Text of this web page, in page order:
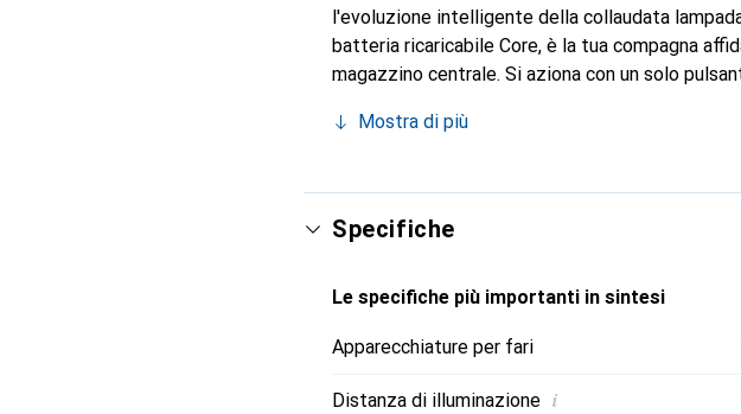
l'evoluzione intelligente della collaudata
batteria ricaricabile Core, è la tua compagna
magazzino centrale. Si aziona con un solo
rapidamente la lampada al buio. La lampada
Mostra di più
Specifiche
Le specifiche più importanti in sintesi
Apparecchiature per fari
Distanza di illuminazione i